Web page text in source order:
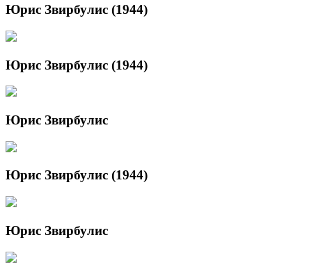
Юрис Звирбулис (1944)
Юрис Звирбулис (1944)
Юрис Звирбулис
Юрис Звирбулис (1944)
Юрис Звирбулис